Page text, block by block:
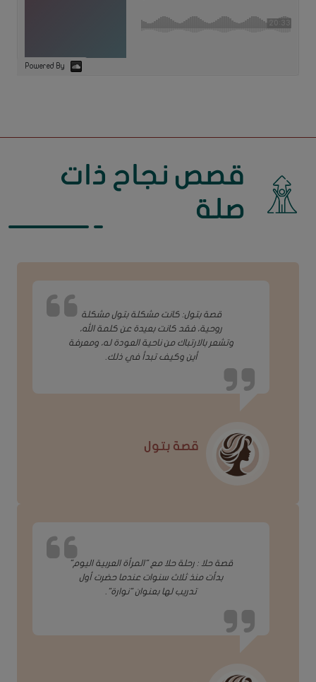
Powered By
قصص نجاح ذات
صلة
قصة بتول: كانت مشكلة بتول مشكلة
روحية، فقد كانت بعيدة عن كلمة الله،
وتشعر بالارتباك من ناحية العودة له، ومعرفة
أين وكيف تبدأ في ذلك.
قصة بتول
قصة حلا : رحلة حلا مع "المرأة العربية اليوم"
بدأت منذ ثلاث سنوات عندما حضرت أول
تدريب لها بعنوان "نوارة".